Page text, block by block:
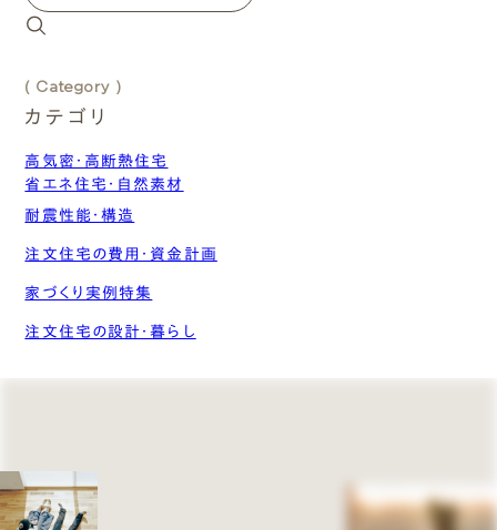
( Category )
カテゴリ
高気密・高断熱住宅
断熱材・断熱性能
気密・換気システム
省エネ住宅・自然素材
パッシブデザイン
耐震性能・構造
注文住宅の費用・資金計画
家づくり実例特集
注文住宅の設計・暮らし